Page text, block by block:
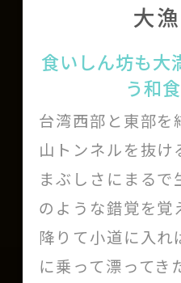
利用規約
Like us on Facebook
Follow us on
大
食いしん坊も大
う和
台湾西部と東部を
山トンネルを抜け
まぶしさにまる
のような錯覚を覚
降りて小道に入れ
に乗って漂ってき